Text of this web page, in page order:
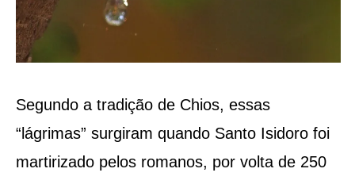
Segundo a tradição de Chios, essas
“lágrimas” surgiram quando Santo Isidoro foi
martirizado pelos romanos, por volta de 250